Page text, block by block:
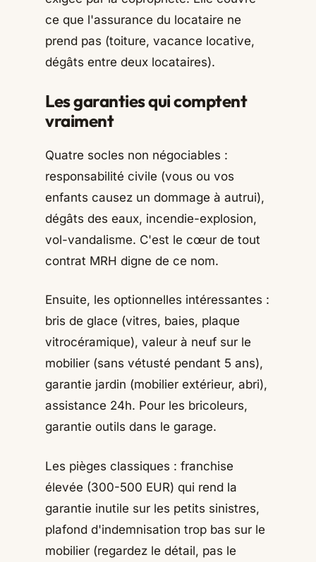
ce que l'assurance du locataire ne
prend pas (toiture, vacance locative,
dégâts entre deux locataires).
Les garanties qui comptent
vraiment
Quatre socles non négociables :
responsabilité civile (vous ou vos
enfants causez un dommage à autrui),
dégâts des eaux, incendie-explosion,
vol-vandalisme. C'est le cœur de tout
contrat MRH digne de ce nom.
Ensuite, les optionnelles intéressantes :
bris de glace (vitres, baies, plaque
vitrocéramique), valeur à neuf sur le
mobilier (sans vétusté pendant 5 ans),
garantie jardin (mobilier extérieur, abri),
assistance 24h. Pour les bricoleurs,
garantie outils dans le garage.
Les pièges classiques : franchise
élevée (300-500 EUR) qui rend la
garantie inutile sur les petits sinistres,
plafond d'indemnisation trop bas sur le
mobilier (regardez le détail, pas le